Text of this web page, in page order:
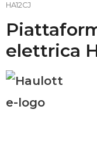
HA12CJ
elettrica